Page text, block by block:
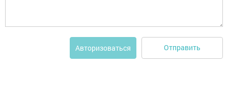
Авторизоваться Отправить